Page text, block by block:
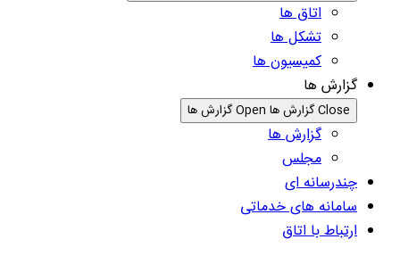
اتاق ها
تشکل ها
کمیسیون ها
گزارش ها
Close گزارش ها Open گزارش ها
گزارش ها
مجلس
چندرسانه ای
سامانه های خدماتی
ارتباط با اتاق